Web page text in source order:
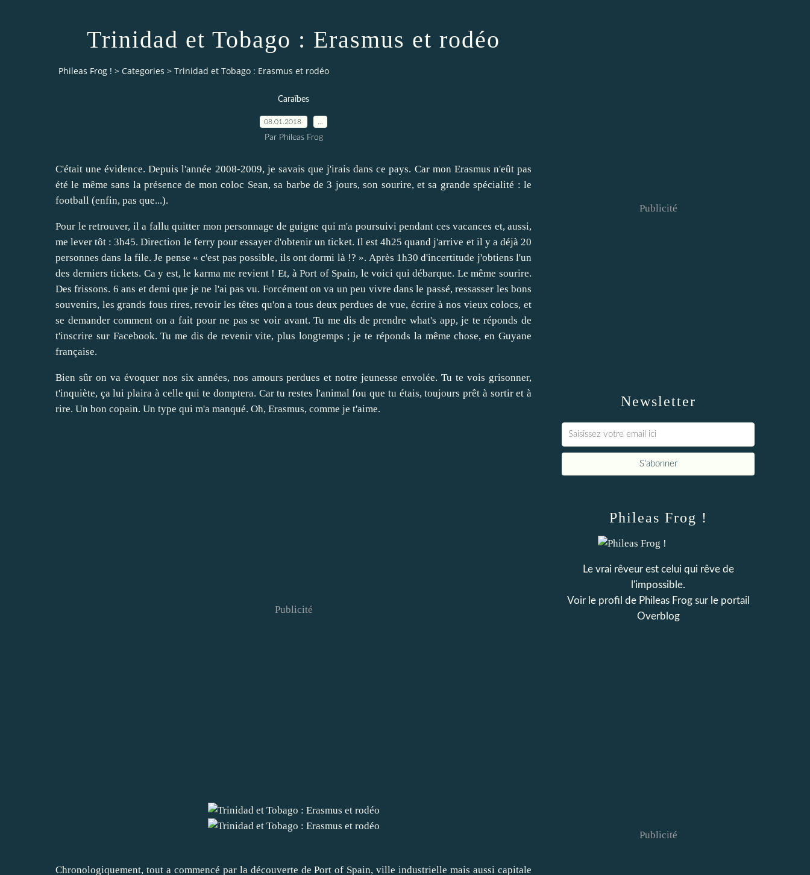
Trinidad et Tobago : Erasmus et rodéo
Phileas Frog ! > Categories > Trinidad et Tobago : Erasmus et rodéo
Caraïbes
08.01.2018
Par Phileas Frog
C'était une évidence. Depuis l'année 2008-2009, je savais que j'irais dans ce pays. Car mon Erasmus n'eût pas
été le même sans la présence de mon coloc Sean, sa barbe de 3 jours, son sourire, et sa grande spécialité : le
football (enfin, pas que...).
Pour le retrouver, il a fallu quitter mon personnage de guigne qui m'a poursuivi pendant ces vacances et, aussi,
me lever tôt : 3h45. Direction le ferry pour essayer d'obtenir un ticket. Il est 4h25 quand j'arrive et il y a déjà 20
personnes dans la file. Je pense « c'est pas possible, ils ont dormi là !? ». Après 1h30 d'incertitude j'obtiens l'un
des derniers tickets. Ca y est, le karma me revient ! Et, à Port of Spain, le voici qui débarque. Le même sourire.
Des frissons. 6 ans et demi que je ne l'ai pas vu. Forcément on va un peu vivre dans le passé, ressasser les bons
souvenirs, les grands fous rires, revoir les têtes qu'on a tous deux perdues de vue, écrire à nos vieux colocs, et
se demander comment on a fait pour ne pas se voir avant. Tu me dis de prendre what's app, je te réponds de
t'inscrire sur Facebook. Tu me dis de revenir vite, plus longtemps ; je te réponds la même chose, en Guyane
française.
Bien sûr on va évoquer nos six années, nos amours perdues et notre jeunesse envolée. Tu te vois grisonner,
t'inquiète, ça lui plaira à celle qui te domptera. Car tu restes l'animal fou que tu étais, toujours prêt à sortir et à
rire. Un bon copain. Un type qui m'a manqué. Oh, Erasmus, comme je t'aime.
Publicité
Chronologiquement, tout a commencé par la découverte de Port of Spain, ville industrielle mais aussi capitale
Newsletter
Publicité
Phileas Frog !
Le vrai rêveur est celui qui rêve de
l'impossible.
Voir le profil de Phileas Frogsur le portail
Overblog
Publicité